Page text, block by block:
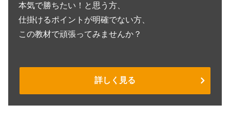
本気で勝ちたい！と思う方、
仕掛けるポイントが明確でない方、
この教材で頑張ってみませんか？
詳しく見る